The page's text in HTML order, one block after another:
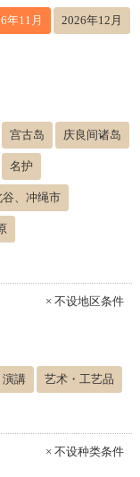
年11月 2026年12月
宫古岛 庆良间诸岛
名护
谷、冲绳市
× 不设地区条件
演講 艺术・工艺品
× 不设种类条件